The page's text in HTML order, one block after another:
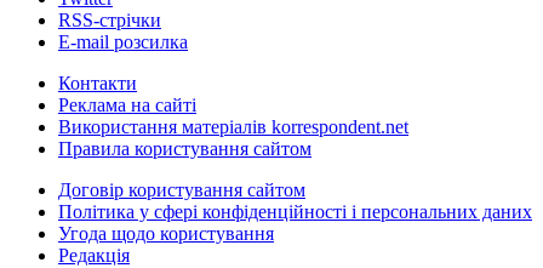
RSS-стрічки
E-mail розсилка
Контакти
Реклама на сайті
Використання матеріалів korrespondent.net
Правила користування сайтом
Договір користування сайтом
Політика у сфері конфіденційності і персональних даних
Угода щодо користування
Редакція